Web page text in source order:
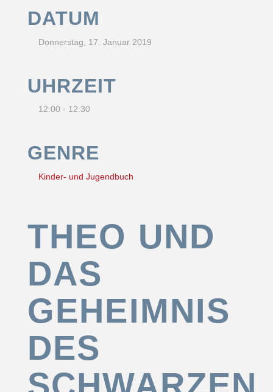
DATUM
Donnerstag, 17. Januar 2019
UHRZEIT
12:00 - 12:30
GENRE
Kinder- und Jugendbuch
THEO UND
DAS
GEHEIMNIS
DES